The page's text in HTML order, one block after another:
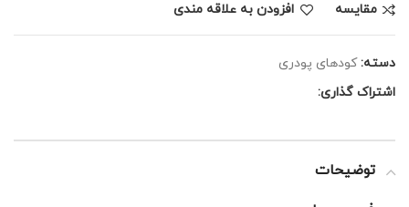
مقايسه افزودن به علاقه مندی
دسته: کودهای پودری
اشتراک گذاری:
توضیحات